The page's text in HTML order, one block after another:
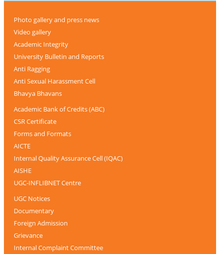
Photo gallery and press news
Video gallery
Academic Integrity
University Bulletin and Reports
Anti Ragging
Anti Sexual Harassment Cell
Bhavya Bhavans
Academic Bank of Credits (ABC)
CSR Certificate
Forms and Formats
AICTE
Internal Quality Assurance Cell (IQAC)
AISHE
UGC-INFLIBNET Centre
UGC Notices
Documentary
Foreign Admission
Grievance
Internal Complaint Committee